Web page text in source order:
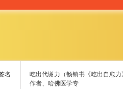
名
吃出代谢力（畅销书《吃出自愈力
作者、哈佛医学专